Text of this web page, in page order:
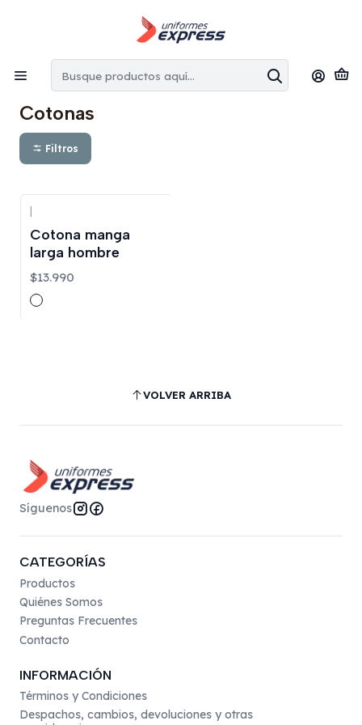
en la Región Metropolitana por copras superiores
Inicio Cotonas
Cotonas
Filtros
|
Cotona manga
larga hombre
$13.990
VOLVER ARRIBA
Síguenos
CATEGORÍAS
Productos
Quiénes Somos
Preguntas Frecuentes
Contacto
INFORMACIÓN
Términos y Condiciones
Despachos, cambios, devoluciones y otras